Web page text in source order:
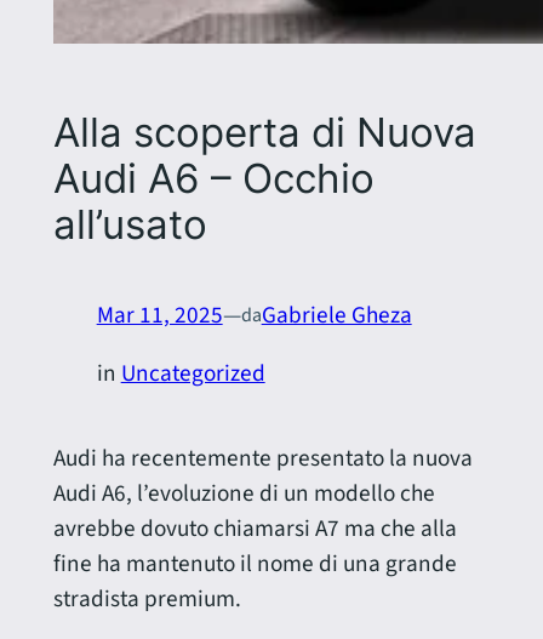
Alla scoperta di Nuova
Audi A6 – Occhio
all’usato
Mar 11, 2025—daGabriele Gheza
inUncategorized
Audi ha recentemente presentato la nuova
Audi A6, l’evoluzione di un modello che
avrebbe dovuto chiamarsi A7 ma che alla
fine ha mantenuto il nome di una grande
stradista premium.